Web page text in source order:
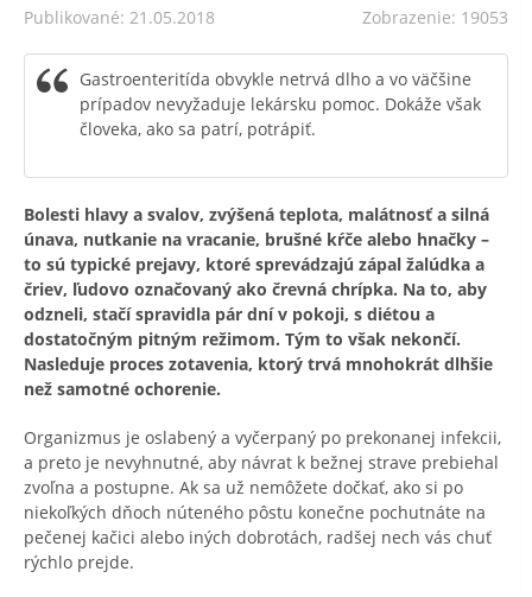
Publikované: 21.05.2018 Zobrazenie: 19053
Gastroenteritída obvykle netrvá dlho a vo väčšine
prípadov nevyžaduje lekársku pomoc. Dokáže však
človeka, ako sa patrí, potrápiť.
Bolesti hlavy a svalov, zvýšená teplota, malátnosť a silná
únava, nutkanie na vracanie, brušné kŕče alebo hnačky –
to sú typické prejavy, ktoré sprevádzajú zápal žalúdka a
čriev, ľudovo označovaný ako črevná chrípka. Na to, aby
odzneli, stačí spravidla pár dní v pokoji, s diétou a
dostatočným pitným režimom. Tým to však nekončí.
Nasleduje proces zotavenia, ktorý trvá mnohokrát dlhšie
než samotné ochorenie.
Organizmus je oslabený a vyčerpaný po prekonanej infekcii,
a preto je nevyhnutné, aby návrat k bežnej strave prebiehal
zvoľna a postupne. Ak sa už nemôžete dočkať, ako si po
niekoľkých dňoch núteného pôstu konečne pochutnáte na
pečenej kačici alebo iných dobrotách, radšej nech vás chuť
rýchlo prejde.